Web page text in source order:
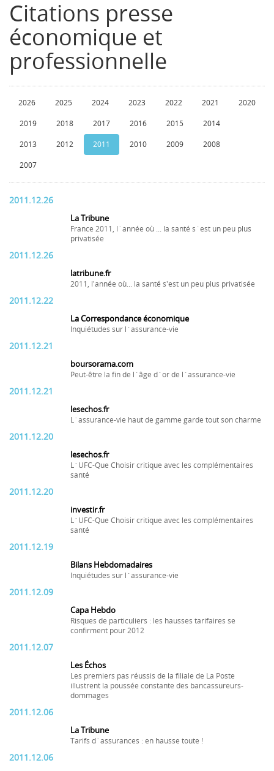
Citations presse
économique et
professionnelle
2026 2025 2024 2023 2022 2021 2020
2019 2018 2017 2016 2015 2014
2013 2012 2011 2010 2009 2008
2007
2011.12.26
La Tribune
France 2011, l´année où ... la santé s´est un peu plus
privatisée
2011.12.26
latribune.fr
2011, l'année où... la santé s'est un peu plus privatisée
2011.12.22
La Correspondance économique
Inquiétudes sur l´assurance-vie
2011.12.21
boursorama.com
Peut-être la fin de l´âge d´or de l´assurance-vie
2011.12.21
lesechos.fr
L´assurance-vie haut de gamme garde tout son charme
2011.12.20
lesechos.fr
L´UFC-Que Choisir critique avec les complémentaires
santé
2011.12.20
investir.fr
L´UFC-Que Choisir critique avec les complémentaires
santé
2011.12.19
Bilans Hebdomadaires
Inquiétudes sur l´assurance-vie
2011.12.09
Capa Hebdo
Risques de particuliers : les hausses tarifaires se
confirment pour 2012
2011.12.07
Les Échos
Les premiers pas réussis de la filiale de La Poste
illustrent la poussée constante des bancassureurs-
dommages
2011.12.06
La Tribune
Tarifs d´assurances : en hausse toute !
2011.12.06